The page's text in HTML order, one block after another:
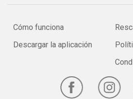
Cómo funciona
Descargar la aplicación